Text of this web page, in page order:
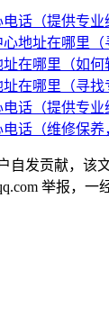
话（提供专
地址在哪里
在哪里（如何
在哪里（寻找
话（提供专
话（维修保养
自发贡献，该
举报，一